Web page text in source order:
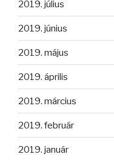
2019. július
2019. június
2019. május
2019. április
2019. március
2019. február
2019. január